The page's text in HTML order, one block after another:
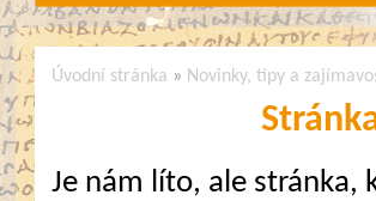
Úvodní stránka » Novinky, tipy a
Je nám líto, ale stránka,